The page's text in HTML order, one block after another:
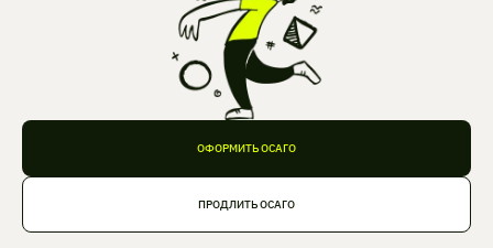
ОФОРМИТЬ ОСАГО
ПРОДЛИТЬ ОСАГО